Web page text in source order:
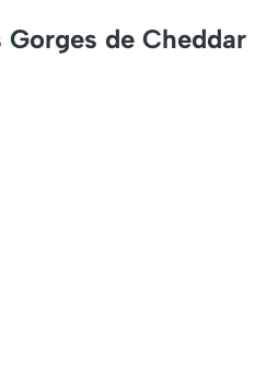
de Cheddar